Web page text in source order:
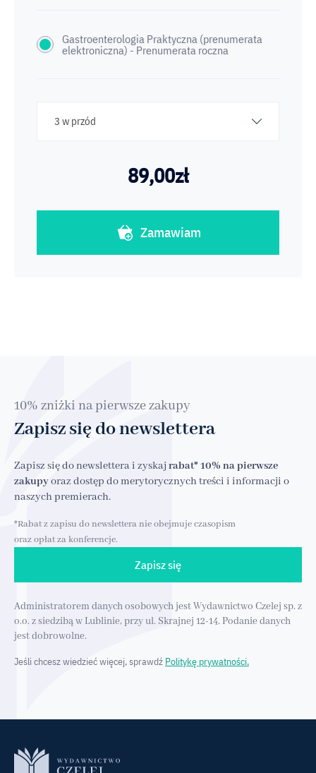
Gastroenterologia Praktyczna (prenumerata
elektroniczna) - Prenumerata roczna
3 w przód
89,00zł
Zamawiam
10% zniżki na pierwsze zakupy
Zapisz się do newslettera
Zapisz się do newslettera i zyskaj rabat* 10% na pierwsze
zakupyoraz dostęp do merytorycznych treści i informacji o
naszych premierach.
*Rabat z zapisu do newslettera nie obejmuje czasopism
oraz opłat za konferencje.
Zapisz się
Administratorem danych osobowych jest Wydawnictwo Czelej sp. z
o.o. z siedzibą w Lublinie, przy ul. Skrajnej 12-14. Podanie danych
jest dobrowolne.
Jeśli chcesz wiedzieć więcej, sprawdź Politykę prywatności.